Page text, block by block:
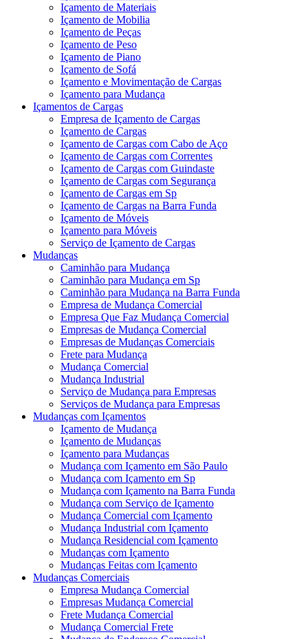
Içamento de Materiais
Içamento de Mobilia
Içamento de Peças
Içamento de Peso
Içamento de Piano
Içamento de Sofá
Içamento e Movimentação de Cargas
Içamento para Mudança
Içamentos de Cargas
Empresa de Içamento de Cargas
Içamento de Cargas
Içamento de Cargas com Cabo de Aço
Içamento de Cargas com Correntes
Içamento de Cargas com Guindaste
Içamento de Cargas com Segurança
Içamento de Cargas em Sp
Içamento de Cargas na Barra Funda
Içamento de Móveis
Içamento para Móveis
Serviço de Içamento de Cargas
Mudanças
Caminhão para Mudança
Caminhão para Mudança em Sp
Caminhão para Mudança na Barra Funda
Empresa de Mudança Comercial
Empresa Que Faz Mudança Comercial
Empresas de Mudança Comercial
Empresas de Mudanças Comerciais
Frete para Mudança
Mudança Comercial
Mudança Industrial
Serviço de Mudança para Empresas
Serviços de Mudança para Empresas
Mudanças com Içamentos
Içamento de Mudança
Içamento de Mudanças
Içamento para Mudanças
Mudança com Içamento em São Paulo
Mudança com Içamento em Sp
Mudança com Içamento na Barra Funda
Mudança com Serviço de Içamento
Mudança Comercial com Içamento
Mudança Industrial com Içamento
Mudança Residencial com Içamento
Mudanças com Içamento
Mudanças Feitas com Içamento
Mudanças Comerciais
Empresa Mudança Comercial
Empresas Mudança Comercial
Frete Mudança Comercial
Mudança Comercial Frete